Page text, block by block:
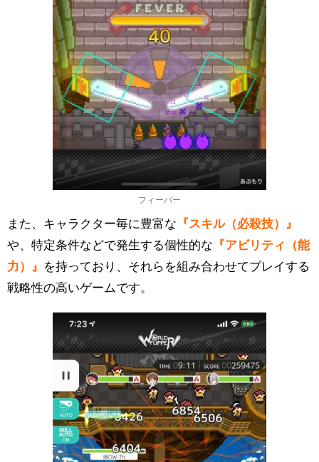
フィーバー
また、キャラクター毎に豊富な 『スキル（必殺技）』
や、特定条件などで発生する個性的な 『アビリティ（能
力）』 を持っており、それらを組み合わせてプレイする
戦略性の高いゲームです。